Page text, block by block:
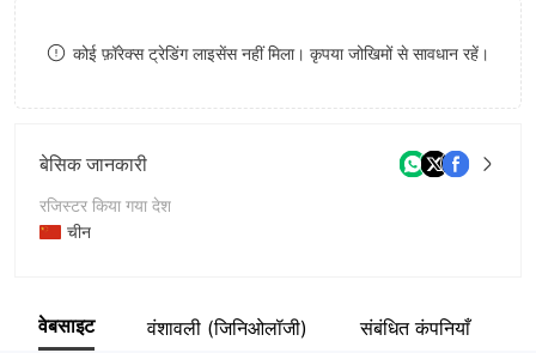
8 कोई फ़ॉरेक्स ट्रेडिंग लाइसेंस नहीं मिला। कृपया जोखिमों से सावधान रहें।
बेसिक जानकारी
रजिस्टर किया गया देश
चीन
कंपनी का नाम
वेबसाइट वंशावली (जिनिओलॉजी) संबंधित कंपनियाँ